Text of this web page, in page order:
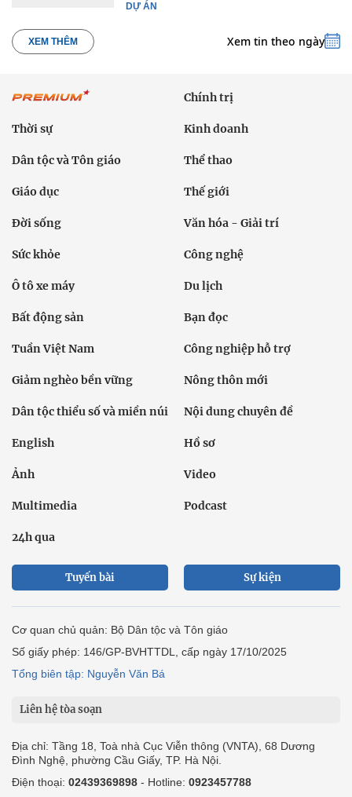
DỰ ÁN
XEM THÊM Xem tin theo ngày
Chính trị
Thời sự Kinh doanh
Dân tộc và Tôn giáo Thể thao
Giáo dục Thế giới
Đời sống Văn hóa - Giải trí
Sức khỏe Công nghệ
Ô tô xe máy Du lịch
Bất động sản Bạn đọc
Tuần Việt Nam Công nghiệp hỗ trợ
Giảm nghèo bền vững Nông thôn mới
Dân tộc thiểu số và miền núi Nội dung chuyên đề
English Hồ sơ
Ảnh Video
Multimedia Podcast
24h qua
Tuyến bài Sự kiện
Cơ quan chủ quản: Bộ Dân tộc và Tôn giáo
Số giấy phép: 146/GP-BVHTTDL, cấp ngày 17/10/2025
Tổng biên tập: Nguyễn Văn Bá
Liên hệ tòa soạn
Địa chỉ: Tầng 18, Toà nhà Cục Viễn thông (VNTA), 68 Dương
Đình Nghệ, phường Cầu Giấy, TP. Hà Nội.
Điện thoại: 02439369898 - Hotline: 0923457788